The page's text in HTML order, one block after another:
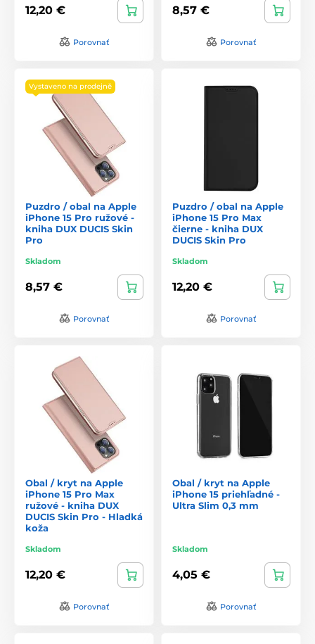
12,20 €
Porovnať
8,57 €
Porovnať
Vystaveno na prodejně
Puzdro / obal na Apple
iPhone 15 Pro ružové -
kniha DUX DUCIS Skin
Pro
Skladom
8,57 €
Porovnať
Puzdro / obal na Apple
iPhone 15 Pro Max
čierne - kniha DUX
DUCIS Skin Pro
Skladom
12,20 €
Porovnať
Obal / kryt na Apple
iPhone 15 Pro Max
ružové - kniha DUX
DUCIS Skin Pro - Hladká
koža
Skladom
12,20 €
Porovnať
Obal / kryt na Apple
iPhone 15 priehľadné -
Ultra Slim 0,3 mm
Skladom
4,05 €
Porovnať